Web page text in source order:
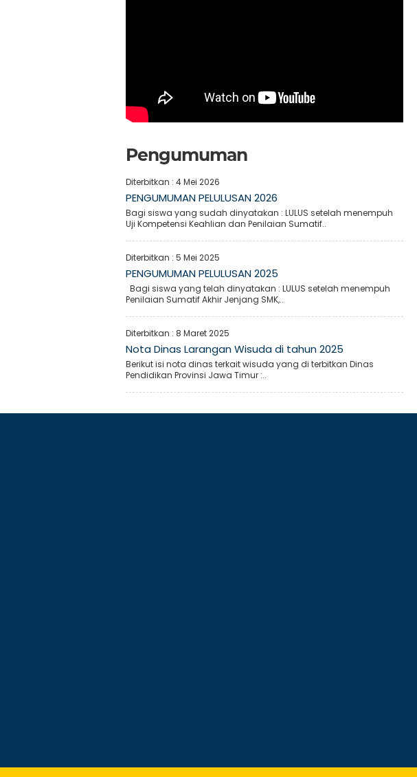
Pengumuman
Diterbitkan :4 Mei 2026
PENGUMUMAN PELULUSAN 2026
Bagi siswa yang sudah dinyatakan : LULUS setelah menempuh
Uji Kompetensi Keahlian dan Penilaian Sumatif..
Diterbitkan :5 Mei 2025
PENGUMUMAN PELULUSAN 2025
Bagi siswa yang telah dinyatakan : LULUS setelah menempuh
Penilaian Sumatif Akhir Jenjang SMK,..
Diterbitkan : 8 Maret 2025
Nota Dinas Larangan Wisuda di tahun 2025
Berikut isi nota dinas terkait wisuda yang di terbitkan Dinas
Pendidikan Provinsi Jawa Timur :..